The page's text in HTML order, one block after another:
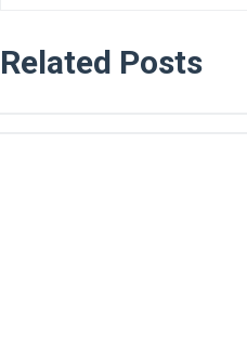
Related Posts